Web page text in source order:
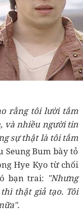
rằng tôi lười tắm
và nhiều người tin
sự thật là tôi tắm
Seung Bum bày tỏ
Hye Kyo từ chối
bạn trai: "Nhưng
thật giả tạo. Tôi